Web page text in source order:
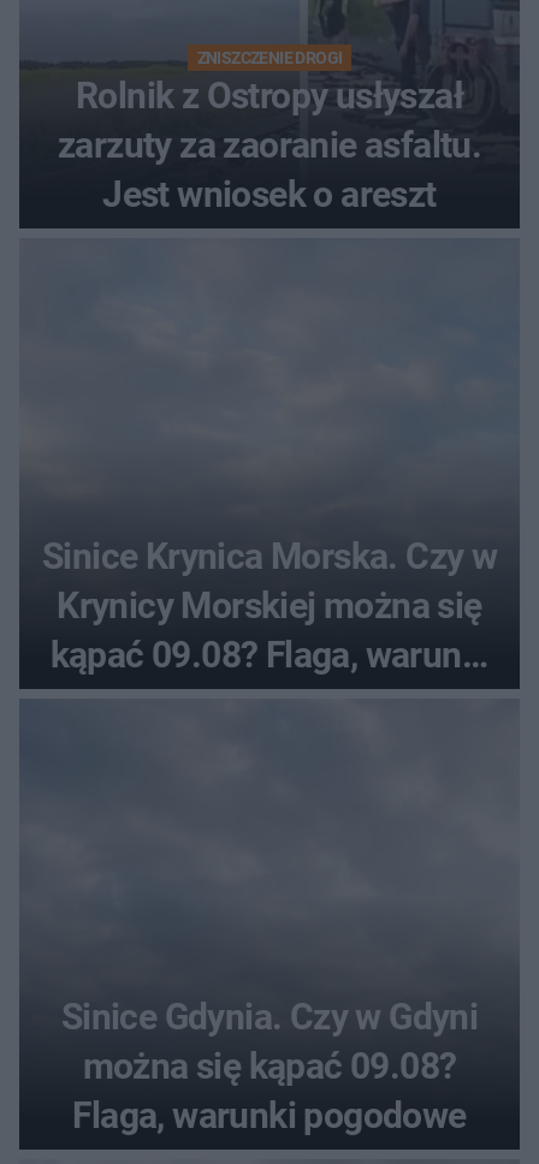
ZNISZCZENIE DROGI
Rolnik z Ostropy usłyszał
zarzuty za zaoranie asfaltu.
Jest wniosek o areszt
Sinice Krynica Morska. Czy w
Krynicy Morskiej można się
kąpać 09.08? Flaga, warunki
pogodowe
Sinice Gdynia. Czy w Gdyni
można się kąpać 09.08?
Flaga, warunki pogodowe